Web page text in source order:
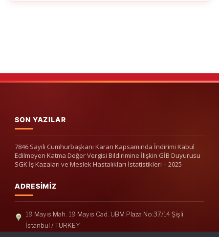
SON YAZILAR
7846 Sayılı Cumhurbaşkanı Kararı Kapsamında İndirimi Kabul
Edilmeyen Katma Değer Vergisi Bildirimine İlişkin GİB Duyurusu
SGK İş Kazaları ve Meslek Hastalıkları İstatistikleri – 2025
ADRESIMIZ
19 Mayıs Mah. 19 Mayıs Cad. UBM Plaza No:37/14 Şişli
İstanbul / TURKEY